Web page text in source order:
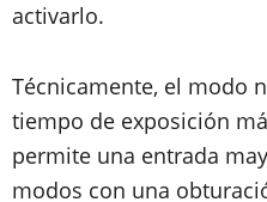
activarlo.
Técnicamente, el modo
tiempo de exposición
permite una entrada
modos con una